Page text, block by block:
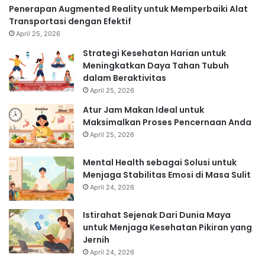
Penerapan Augmented Reality untuk Memperbaiki Alat
Transportasi dengan Efektif
April 25, 2026
Strategi Kesehatan Harian untuk
Meningkatkan Daya Tahan Tubuh
dalam Beraktivitas
April 25, 2026
Atur Jam Makan Ideal untuk
Maksimalkan Proses Pencernaan Anda
April 25, 2026
Mental Health sebagai Solusi untuk
Menjaga Stabilitas Emosi di Masa Sulit
April 24, 2026
Istirahat Sejenak Dari Dunia Maya
untuk Menjaga Kesehatan Pikiran yang
Jernih
April 24, 2026